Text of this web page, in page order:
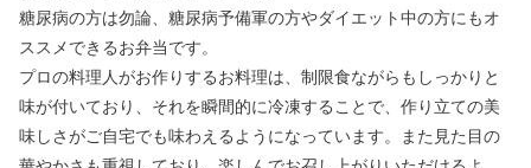
糖尿病の方は勿論、糖尿病予備軍の方やダイエット中の方にもオ
ススメできるお弁当です。
プロの料理人がお作りするお料理は、制限食ながらもしっかりと
味が付いており、それを瞬間的に冷凍することで、作り立ての美
味しさがご自宅でも味わえるようになっています。また見た目の